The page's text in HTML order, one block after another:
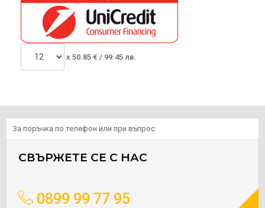
x 50.85 € / 99.45 лв.
За поръчка по телефон или при въпрос
СВЪРЖЕТЕ СЕ С НАС
0899 99 77 95